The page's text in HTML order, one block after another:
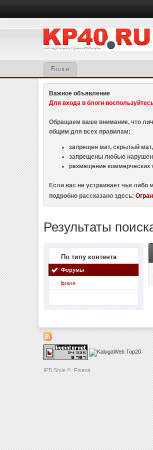
IPB Style © Fisana
Блоги
Важное объявление
Для входа в блоги
Обращаем ваше внимание, что
общим для всех правилам:
запрещен мат, скрытый
запрещены любые
размещение коммерческих
Если вас не устраивает чья
подробно рассказано здесь:
Результаты
По типу контента
Форумы
Блоги